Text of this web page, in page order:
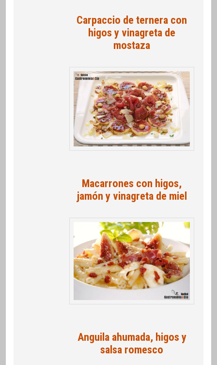
Carpaccio de ternera con
higos y vinagreta de
mostaza
Macarrones con higos,
jamón y vinagreta de miel
Anguila ahumada, higos y
salsa romesco